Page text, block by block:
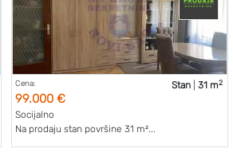
Cena:
99.000 €
Stan |31 m2
Socijalno
Na prodaju stan površine 31 m²...